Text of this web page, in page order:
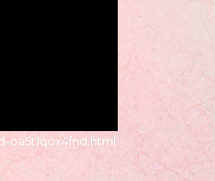
oa5t1qox4fnd.html